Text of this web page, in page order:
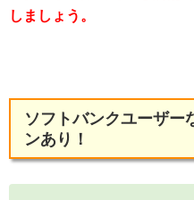
しましょう。
ソフトバンクユーザー
ンあり！